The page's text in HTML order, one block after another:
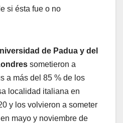
si ésta fue o no
de Padua y del
sometieron a
a más del 85 % de los
localidad italiana en
y los volvieron a someter
mayo y noviembre de